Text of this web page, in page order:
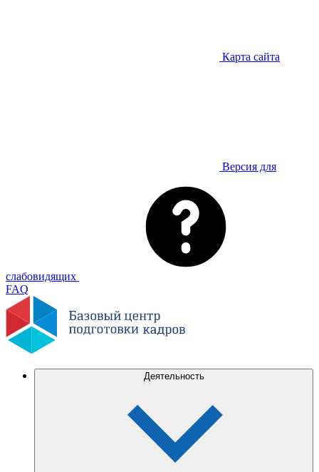
Карта сайта
Версия для
слабовидящих
FAQ
Деятельность